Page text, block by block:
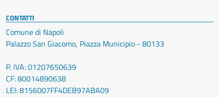
CONTATTI
Comune di Napoli
Palazzo San Giacomo, Piazza Municipio - 80133
P. IVA: 01207650639
CF: 80014890638
LEI: 8156007FF4DEB97ABA09